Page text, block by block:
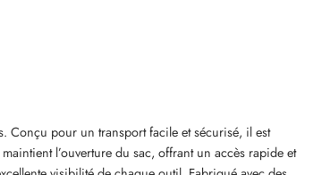
Conçu pour un transport facile et sécurisé, il est
l’ouverture du sac, offrant un accès rapide et